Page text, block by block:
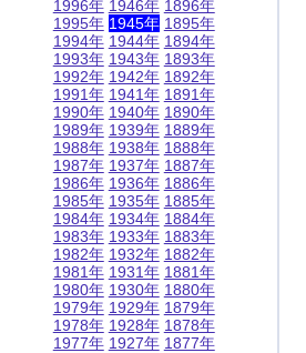
1996年
1995年
1994年
1993年
1992年
1991年
1990年
1989年
1988年
1987年
1986年
1985年
1984年
1983年
1982年
1981年
1980年
1979年
1978年
1977年
1946年
1945年
1944年
1943年
1942年
1941年
1940年
1939年
1938年
1937年
1936年
1935年
1934年
1933年
1932年
1931年
1930年
1929年
1928年
1927年
1896年
1895年
1894年
1893年
1892年
1891年
1890年
1889年
1888年
1887年
1886年
1885年
1884年
1883年
1882年
1881年
1880年
1879年
1878年
1877年